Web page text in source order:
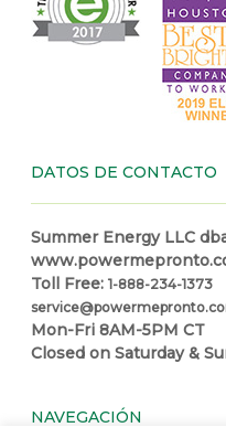
DATOS DE CONTACTO
Summer Energy LLC
Toll Free: 1-888-234-1373
Mon-Fri 8AM-5PM CT
Closed on Saturday &
NAVEGACIÓN